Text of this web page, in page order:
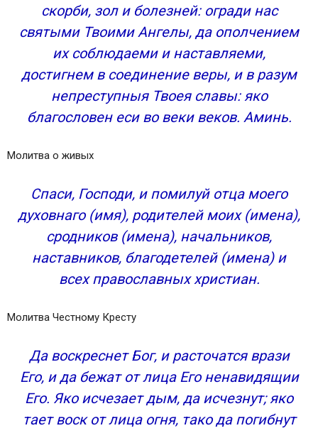
скорби, зол и болезней: огради нас
святыми Твоими Ангелы, да ополчением
их соблюдаеми и наставляеми,
достигнем в соединение веры, и в разум
непреступныя Твоея славы: яко
благословен еси во веки веков. Аминь.
Молитва о живых
Спаси, Господи, и помилуй отца моего
духовнаго (имя), родителей моих (имена),
сродников (имена), начальников,
наставников, благодетелей (имена) и
всех православных христиан.
Молитва Честному Кресту
Да воскреснет Бог, и расточатся врази
Его, и да бежат от лица Его ненавидящии
Его. Яко исчезает дым, да исчезнут; яко
тает воск от лица огня, тако да погибнут